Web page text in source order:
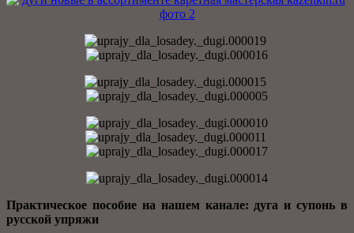
Практическое пособие на нашем канале: дуга и супонь в
русской упряжи